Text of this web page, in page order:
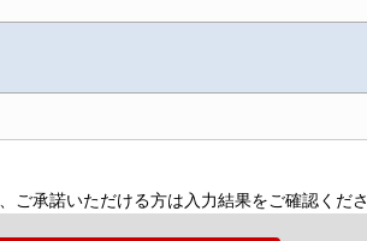
ご承諾いただける方は入力結果をご確認くだ